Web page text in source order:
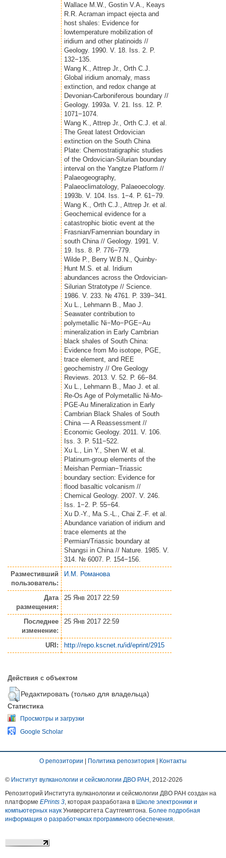
Wallace M.W., Gostin V.A., Keays
R.R. Acraman impact ejecta and
host shales: Evidence for
lowtemperature mobilization of
iridium and other platinoids //
Geology. 1990. V. 18. Iss. 2. P.
132−135.
Wang K., Attrep Jr., Orth C.J.
Global iridium anomaly, mass
extinction, and redox change at
Devonian-Carboniferous boundary //
Geology. 1993a. V. 21. Iss. 12. P.
1071−1074.
Wang K., Attrep Jr., Orth C.J. et al.
The Great latest Ordovician
extinction on the South China
Plate: Chemostratigraphic studies
of the Ordovician-Silurian boundary
interval on the Yangtze Platform //
Palaeogeography,
Palaeoclimatology, Palaeoecology.
1993b. V. 104. Iss. 1−4. P. 61−79.
Wang K., Orth C.J., Attrep Jr. et al.
Geochemical evidence for a
catastrophic biotic event at the
Frasnian/Famennian boundary in
south China // Geology. 1991. V.
19. Iss. 8. P. 776−779.
Wilde P., Berry W.B.N., Quinby-
Hunt M.S. et al. Iridium
abundances across the Ordovician-
Silurian Stratotype // Science.
1986. V. 233. № 4761. P. 339−341.
Xu L., Lehmann B., Mao J.
Seawater contribution to
polymetallic Ni−Mo−PGE−Au
mineralization in Early Cambrian
black shales of South China:
Evidence from Mo isotope, PGE,
trace element, and REE
geochemistry // Ore Geology
Reviews. 2013. V. 52. P. 66−84.
Xu L., Lehmann B., Mao J. et al.
Re-Os Age of Polymetallic Ni-Mo-
PGE-Au Mineralization in Early
Cambrian Black Shales of South
China ― A Reassessment //
Economic Geology. 2011. V. 106.
Iss. 3. P. 511−522.
Xu L., Lin Y., Shen W. et al.
Platinum-group elements of the
Meishan Permian−Triassic
boundary section: Evidence for
flood basaltic volcanism //
Chemical Geology. 2007. V. 246.
Iss. 1−2. P. 55−64.
Xu D.-Y., Ma S.-L., Chai Z.-F. et al.
Abundance variation of iridium and
trace elements at the
Permian/Triassic boundary at
Shangsi in China // Nature. 1985. V.
314. № 6007. P. 154−156.
Разместивший
пользователь:
И.М. Романова
Дата
размещения:
25 Янв 2017 22:59
Последнее
изменение:
25 Янв 2017 22:59
URI: http://repo.kscnet.ru/id/eprint/2915
Действия с объектом
Редактировать (только для владельца)
Статистика
Просмотры и загрузки
Google Scholar
О репозитории | Политика репозитория | Контакты
© Институт вулканологии и сейсмологии ДВО РАН , 2012-2026
Репозиторий Института вулканологии и сейсмологии ДВО РАН создан на
платформе EPrints 3 , которая разработана в Школе электроники и
компьютерных наук Университета Саутгемптона. Более подробная
информация о разработчиках программного обеспечения